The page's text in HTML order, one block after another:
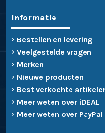
Informatie
Bestellen en levering
Veelgestelde vragen
Merken
Nieuwe producten
Best verkochte
Meer weten over iDEAL
Meer weten over PayPal